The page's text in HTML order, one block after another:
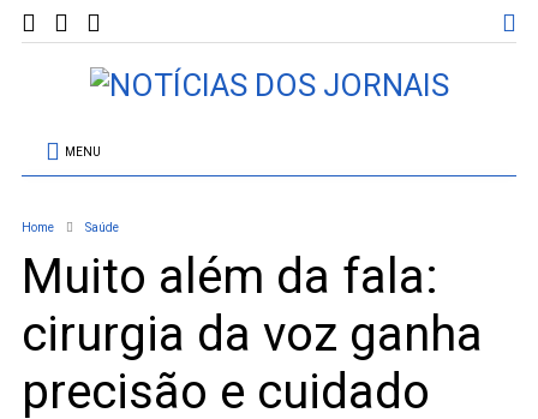
MENU
Home Saúde
Muito além da fala:
cirurgia da voz ganha
precisão e cuidado